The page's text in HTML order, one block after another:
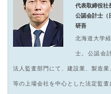
代表取締役社
公認会計士
研吾
北海道大学
士。公認会
法人監査部門にて、建設業、製造
等の上場会社を中心とした法定監